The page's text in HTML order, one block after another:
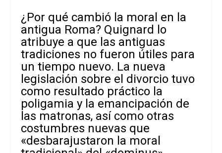
¿Por qué cambió la moral en la
antigua Roma? Quignard lo
atribuye a que las antiguas
tradiciones no fueron útiles para
un tiempo nuevo. La nueva
legislación sobre el divorcio tuvo
como resultado práctico la
poligamia y la emancipación de
las matronas, así como otras
costumbres nuevas que
«desbarajustaron la moral